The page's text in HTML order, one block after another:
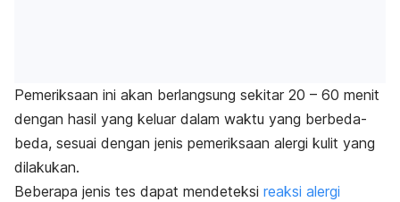
Pemeriksaan ini akan berlangsung sekitar 20 – 60 menit
dengan hasil yang keluar dalam waktu yang berbeda-
beda, sesuai dengan jenis pemeriksaan alergi kulit yang
dilakukan.
Beberapa jenis tes dapat mendeteksi reaksi alergi